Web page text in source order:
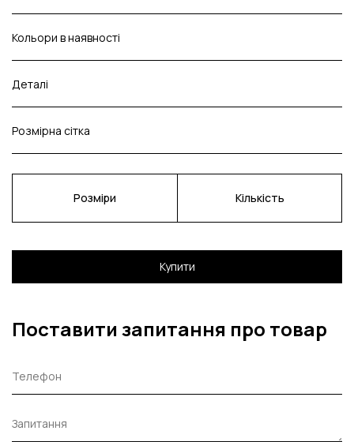
Кольори в наявності
Деталі
Розмірна сітка
Розміри Кількість
Купити
Поставити запитання про товар